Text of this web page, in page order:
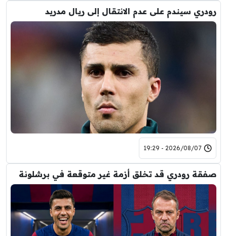
رودري سيندم على عدم الانتقال إلى ريال مدريد
2026/08/07 - 19:29
صفقة رودري قد تخلق أزمة غير متوقعة في برشلونة